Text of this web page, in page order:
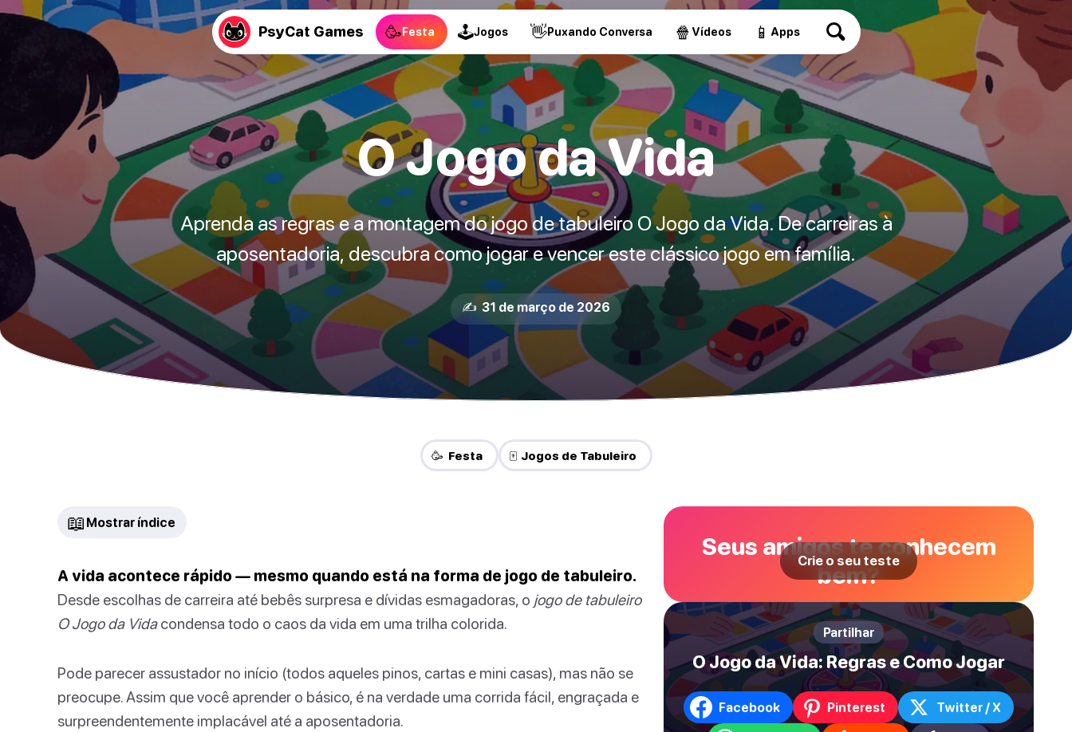
PsyCat Games 🥳Festa 🕹Jogos 👋Puxando Conversa 🍿 Vídeos 📱 Apps
O Jogo da Vida
Aprenda as regras e a montagem do jogo de tabuleiro O Jogo da Vida. De carreiras à
aposentadoria, descubra como jogar e vencer este clássico jogo em família.
✍️ 31 de março de 2026
🥳 Festa 🀄 Jogos de Tabuleiro
📖 Mostrar índice
A vida acontece rápido — mesmo quando está na forma de jogo de tabuleiro.
Desde escolhas de carreira até bebês surpresa e dívidas esmagadoras, o jogo de tabuleiro
O Jogo da Vidacondensa todo o caos da vida em uma trilha colorida.
Pode parecer assustador no início (todos aqueles pinos, cartas e mini casas), mas não se
preocupe. Assim que você aprender o básico, é na verdade uma corrida fácil, engraçada e
surpreendentemente implacável até a aposentadoria.
Seus amigos te conhecem
bem?
Crie o seu teste
Partilhar
O Jogo da Vida: Regras e Como Jogar
Facebook Pinterest Twitter / X